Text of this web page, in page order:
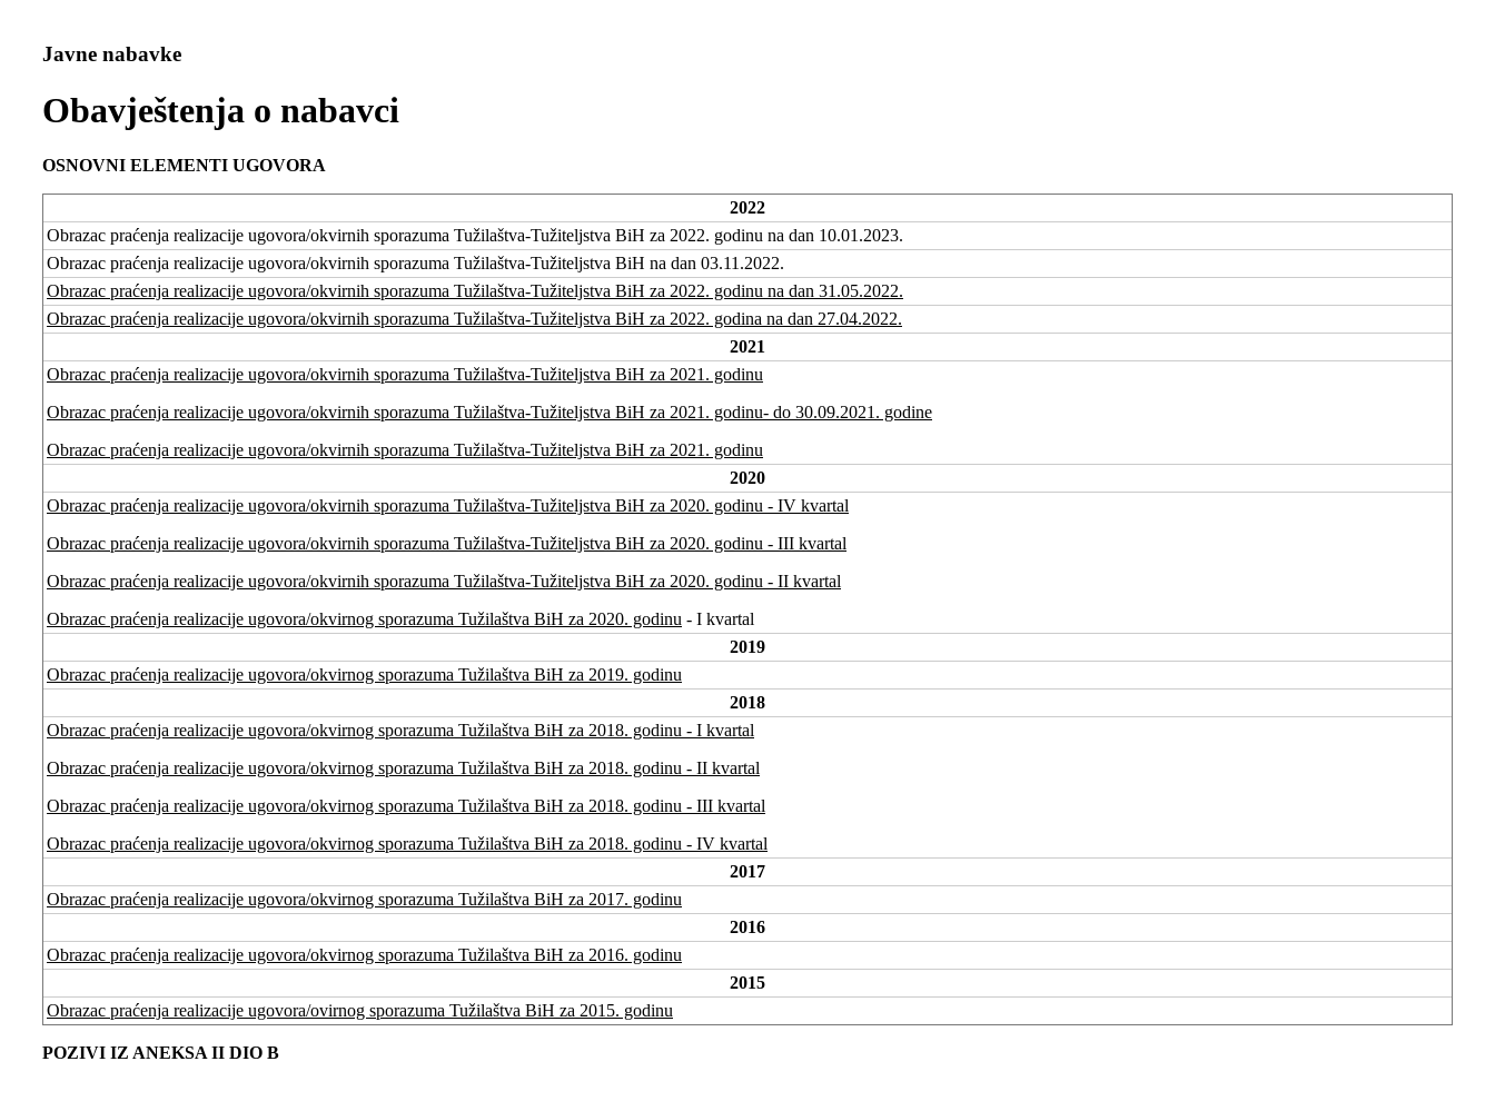
Javne nabavke
Obavještenja o nabavci
OSNOVNI ELEMENTI UGOVORA
2022
Obrazac praćenja realizacije ugovora/okvirnih sporazuma Tužilaštva-Tužiteljstva BiH za 2022. godinu na dan 10.01.2023.
Obrazac praćenja realizacije ugovora/okvirnih sporazuma Tužilaštva-Tužiteljstva BiH na dan 03.11.2022.
Obrazac praćenja realizacije ugovora/okvirnih sporazuma Tužilaštva-Tužiteljstva BiH za 2022. godinu na dan 31.05.2022.
Obrazac praćenja realizacije ugovora/okvirnih sporazuma Tužilaštva-Tužiteljstva BiH za 2022. godina na dan 27.04.2022.
2021
Obrazac praćenja realizacije ugovora/okvirnih sporazuma Tužilaštva-Tužiteljstva BiH za 2021. godinu
Obrazac praćenja realizacije ugovora/okvirnih sporazuma Tužilaštva-Tužiteljstva BiH za 2021. godinu- do 30.09.2021. godine
Obrazac praćenja realizacije ugovora/okvirnih sporazuma Tužilaštva-Tužiteljstva BiH za 2021. godinu
2020
Obrazac praćenja realizacije ugovora/okvirnih sporazuma Tužilaštva-Tužiteljstva BiH za 2020. godinu - IV kvartal
Obrazac praćenja realizacije ugovora/okvirnih sporazuma Tužilaštva-Tužiteljstva BiH za 2020. godinu - III kvartal
Obrazac praćenja realizacije ugovora/okvirnih sporazuma Tužilaštva-Tužiteljstva BiH za 2020. godinu - II kvartal
Obrazac praćenja realizacije ugovora/okvirnog sporazuma Tužilaštva BiH za 2020. godinu - I kvartal
2019
Obrazac praćenja realizacije ugovora/okvirnog sporazuma Tužilaštva BiH za 2019. godinu
2018
Obrazac praćenja realizacije ugovora/okvirnog sporazuma Tužilaštva BiH za 2018. godinu - I kvartal
Obrazac praćenja realizacije ugovora/okvirnog sporazuma Tužilaštva BiH za 2018. godinu - II kvartal
Obrazac praćenja realizacije ugovora/okvirnog sporazuma Tužilaštva BiH za 2018. godinu - III kvartal
Obrazac praćenja realizacije ugovora/okvirnog sporazuma Tužilaštva BiH za 2018. godinu - IV kvartal
2017
Obrazac praćenja realizacije ugovora/okvirnog sporazuma Tužilaštva BiH za 2017. godinu
2016
Obrazac praćenja realizacije ugovora/okvirnog sporazuma Tužilaštva BiH za 2016. godinu
2015
Obrazac praćenja realizacije ugovora/ovirnog sporazuma Tužilaštva BiH za 2015. godinu
POZIVI IZ ANEKSA II DIO B